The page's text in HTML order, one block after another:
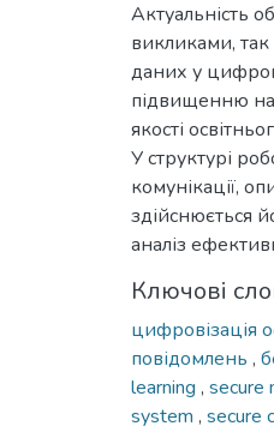
Актуальність
викликами,
даних у
підвищенню
якості
У структурі
комунікації,
здійснюється
аналіз
Ключові
цифровізація
повідомлень ,
learning , secure
system , secure